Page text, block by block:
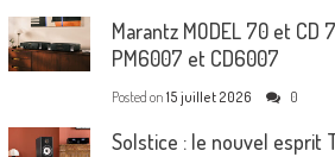
Marantz MODEL 70 et CD
PM6007 et CD6007
Posted on 15 juillet 2026 0
Solstice : le nouvel esprit